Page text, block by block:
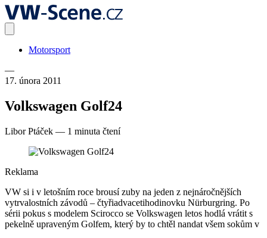
Motorsport
—
17. února 2011
Volkswagen Golf24
Libor Ptáček — 1 minuta čtení
Reklama
VW si i v letošním roce brousí zuby na jeden z nejnáročnějších
vytrvalostních závodů – čtyřiadvacetihodinovku Nürburgring. Po
sérii pokus s modelem Scirocco se Volkswagen letos hodlá vrátit s
pekelně upraveným Golfem, který by to chtěl nandat všem sokům v